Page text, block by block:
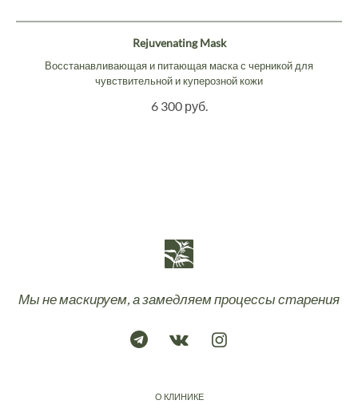
Rejuvenating Mask
Восстанавливающая и питающая маска с черникой для
чувствительной и куперозной кожи
6 300 руб.
Мы не маскируем, а замедляем процессы старения
О КЛИНИКЕ